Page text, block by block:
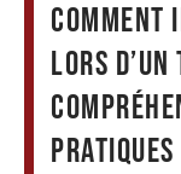
lors
pratiques